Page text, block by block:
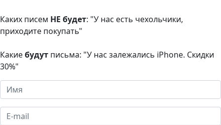
Каких писем НЕ будет: "У нас есть чехольчики,
приходите покупать"
Какиебудут письма: "У нас залежались iPhone. Скидки
30%"